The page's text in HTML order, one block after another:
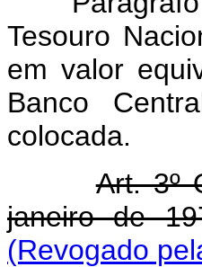
Tesouro
em valor
Banco
colocada.
Art. 3º
janeiro de
(Revogado